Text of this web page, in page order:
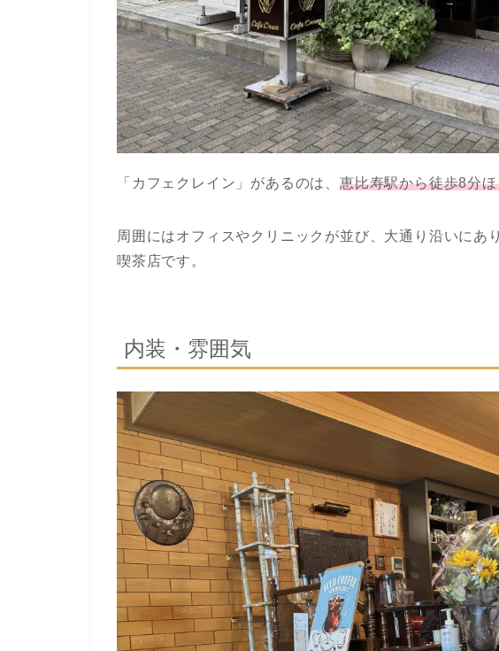
「カフェクレイン」があるのは、 恵比寿駅から徒歩8分
周囲にはオフィスやクリニックが並び、大通り沿いにあ
喫茶店です。
内装・雰囲気